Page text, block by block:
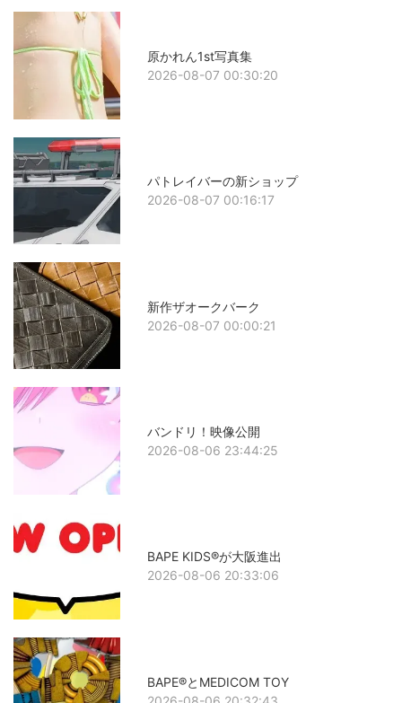
原かれん1st写真集
2026-08-07 00:30:20
パトレイバーの新ショップ
2026-08-07 00:16:17
新作ザオークバーク
2026-08-07 00:00:21
バンドリ！映像公開
2026-08-06 23:44:25
BAPE KIDS®が大阪進出
2026-08-06 20:33:06
BAPE®とMEDICOM TOY